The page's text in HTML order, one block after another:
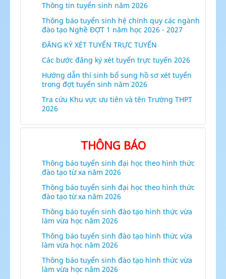
Thông tin tuyển sinh năm 2026
Thông báo tuyển sinh hệ chính quy các ngành
đào tạo Nghề ĐỢT 1 năm học 2026 - 2027
ĐĂNG KÝ XÉT TUYỂN TRỰC TUYẾN
Các bước đăng ký xét tuyển trực tuyến 2026
Hướng dẫn thí sinh bổ sung hồ sơ xét tuyển
trong đợt tuyển sinh năm 2026
Tra cứu Khu vực ưu tiên và tên Trường THPT
2026
THÔNG BÁO
Thông báo tuyển sinh đại học theo hình thức
đào tạo từ xa năm 2026
Thông báo tuyển sinh đại học theo hình thức
đào tạo từ xa năm 2026
Thông báo tuyển sinh đào tạo hình thức vừa
làm vừa học năm 2026
Thông báo tuyển sinh đào tạo hình thức vừa
làm vừa học năm 2026
Thông báo tuyển sinh đào tạo hình thức vừa
làm vừa học năm 2026